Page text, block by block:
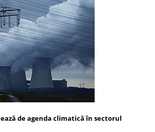
de agenda climatică în sectorul